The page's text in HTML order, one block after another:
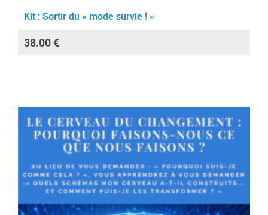
Kit : Sortir du « mode survie ! »
38.00€